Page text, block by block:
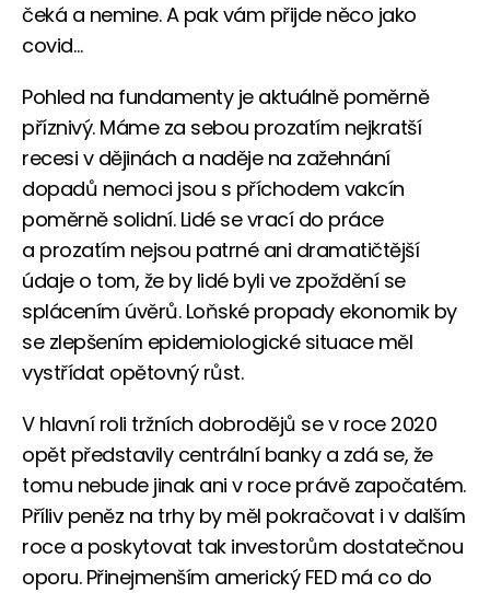
čeká a nemine. A pak vám přijde něco jako
covid…
Pohled na fundamenty je aktuálně poměrně
příznivý. Máme za sebou prozatím nejkratší
recesi v dějinách a naděje na zažehnání
dopadů nemoci jsou s příchodem vakcín
poměrně solidní. Lidé se vrací do práce
a prozatím nejsou patrné ani dramatičtější
údaje o tom, že by lidé byli ve zpoždění se
splácením úvěrů. Loňské propady ekonomik by
se zlepšením epidemiologické situace měl
vystřídat opětovný růst.
V hlavní roli tržních dobrodějů se v roce 2020
opět představily centrální banky a zdá se, že
tomu nebude jinak ani v roce právě započatém.
Příliv peněz na trhy by měl pokračovat i v dalším
roce a poskytovat tak investorům dostatečnou
oporu. Přinejmenším americký FED má co do